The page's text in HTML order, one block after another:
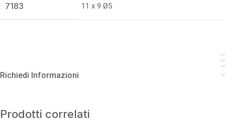
7183 11 x 9 Ø5
Richiedi Informazioni
Prodotti correlati